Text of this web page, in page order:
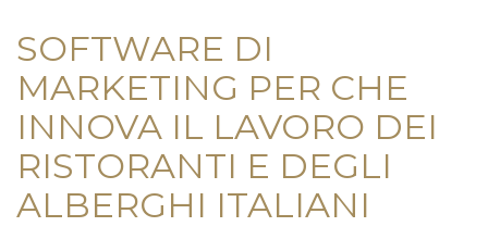
SOFTWARE DI
MARKETING PER CHE
INNOVA IL LAVORO DEI
RISTORANTI E DEGLI
ALBERGHI ITALIANI